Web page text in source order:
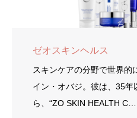
ゼオスキンヘルス
スキンケアの分野で世界的
イン・オバジ。彼は、35年
ら、“ZO SKIN HEALTH C…